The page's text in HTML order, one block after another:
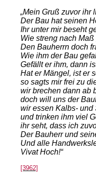
„Mein Gruß zuvor ihr
Der Bau hat seinen
Ihr unter mir beseht
Wie streng nach
Den Bauherrn doch
Wie ihm der Bau
Gefällt er ihm, dann
Hat er Mängel, ist er
so sagts mir frei zu
wir brechen dann ab
doch will uns der
wir essen Kalbs- und
und trinken ihm viel
ihr seht, dass ich
Der Bauherr und
Und alle
Vivat Hoch!“
[3962]